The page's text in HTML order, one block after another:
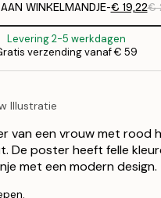
WINKELMANDJE-€ 19,22€
Levering 2-5 werkdagen
verzending vanaf € 59
Illustratie
van een vrouw met rood
De poster heeft felle
met een modern design.